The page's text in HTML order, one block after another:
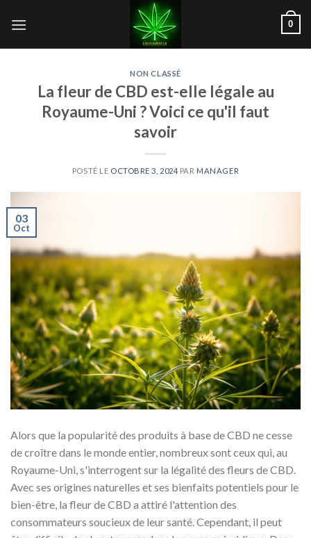
0
NON CLASSÉ
La fleur de CBD est-elle légale au
Royaume-Uni ? Voici ce qu'il faut
savoir
POSTÉ LE OCTOBRE 3, 2024 PAR MANAGER
03
Oct
Alors que la popularité des produits à base de CBD ne cesse
de croître dans le monde entier, nombreux sont ceux qui, au
Royaume-Uni, s'interrogent sur la légalité des fleurs de CBD.
Avec ses origines naturelles et ses bienfaits potentiels pour le
bien-être, la fleur de CBD a attiré l'attention des
consommateurs soucieux de leur santé. Cependant, il peut